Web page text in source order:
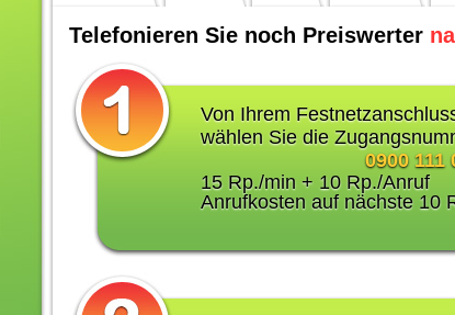
Telefonieren Sie noch Preiswerter
Von Ihrem
wählen Sie die
0900 111
15 Rp./min + 10 Rp./Anruf
Anrufkosten auf nächste 10